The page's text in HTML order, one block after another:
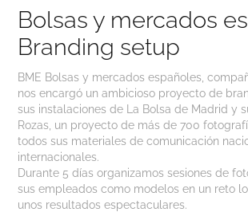
Bolsas y mercados
Branding setup
BME Bolsas y mercados españoles,
nos encargó un ambicioso proyecto de
sus instalaciones de La Bolsa de Madrid y
Rozas, un proyecto de más de 700
todos sus materiales de comunicación
internacionales.
Durante 5 días organizamos sesiones de
sus empleados como modelos en un reto
unos resultados espectaculares.